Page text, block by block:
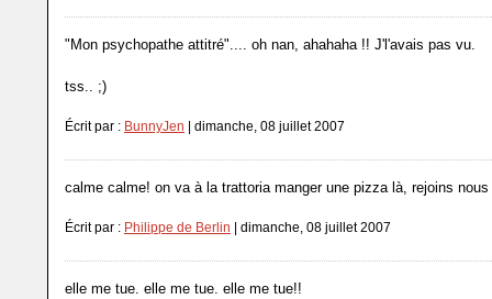
"Mon psychopathe attitré".... oh nan, ahahaha !! J'l'avais pas vu.
tss.. ;)
Écrit par : BunnyJen | dimanche, 08 juillet 2007
calme calme! on va à la trattoria manger une pizza là, rejoins
Écrit par : Philippe de Berlin | dimanche, 08 juillet 2007
elle me tue. elle me tue. elle me tue!!